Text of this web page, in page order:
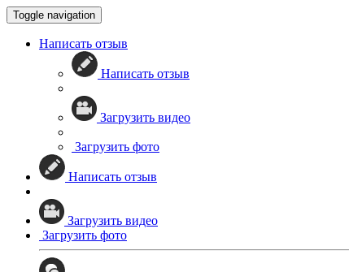
Toggle navigation
Написать отзыв
Написать отзыв
Загрузить видео
Загрузить фото
Написать отзыв
Загрузить видео
Загрузить фото